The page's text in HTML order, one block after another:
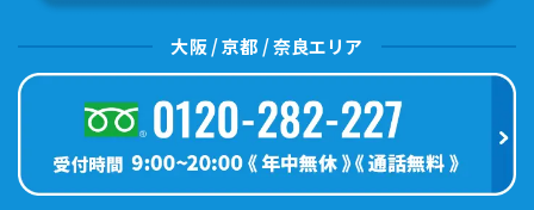
大阪 / 京都 / 奈良エリア